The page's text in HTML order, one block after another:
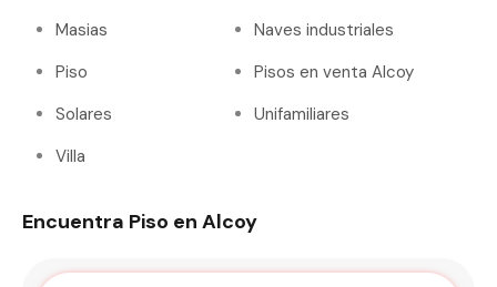
Masias
Naves industriales
Piso
Pisos en venta Alcoy
Solares
Unifamiliares
Villa
Encuentra Piso en Alcoy